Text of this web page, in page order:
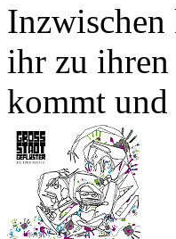
ihr zu
kommt